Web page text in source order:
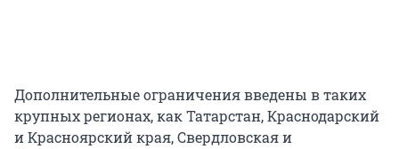
Дополнительные ограничения введены в таких
крупных регионах, как Татарстан, Краснодарский
и Красноярский края, Свердловская и